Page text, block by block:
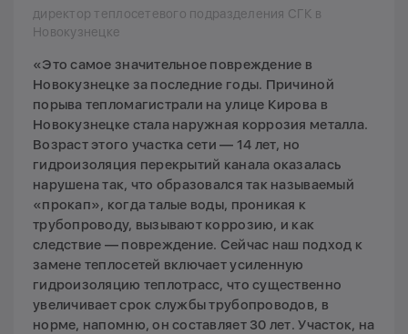
директор теплосетевого подразделения СГК в
Новокузнецке
«Это самое значительное повреждение в
Новокузнецке за последние годы. Причиной
порыва тепломагистрали на улице Кирова в
Новокузнецке стала наружная коррозия металла.
Возраст этого участка сети — 14 лет, но
гидроизоляция перекрытий канала оказалась
нарушена так, что образовался так называемый
«прокап», когда талые воды, проникая к
трубопроводу, вызывают коррозию, и как
следствие — повреждение. Сейчас наш подход к
замене теплосетей включает усиленную
гидроизоляцию теплотрасс, что существенно
увеличивает срок службы трубопроводов, в
норме, напомню, он составляет 30 лет. Участок, на